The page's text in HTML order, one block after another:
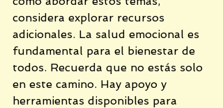
considera explorar recursos
adicionales. La salud emocional es
fundamental para el bienestar de
todos. Recuerda que no estás solo
en este camino. Hay apoyo y
herramientas disponibles para